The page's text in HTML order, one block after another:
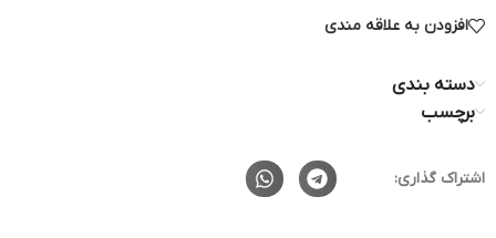
افزودن به علاقه مندی
دسته بندی
برچسب
اشتراک گذاری: